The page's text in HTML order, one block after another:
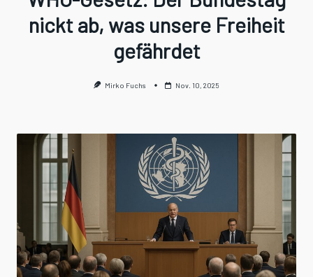
nickt ab, was unsere Freiheit
gefährdet
Mirko Fuchs Nov. 10, 2025